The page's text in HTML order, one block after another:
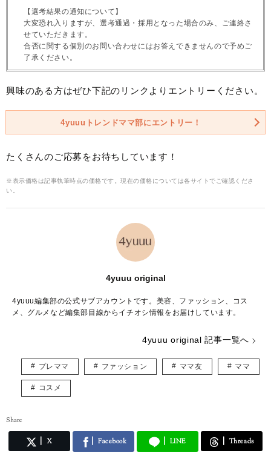
【選考結果の通知について】
大変恐れ入りますが、選考通過・採用となった場合のみ、ご連絡さ
せていただきます。
合否に関する個別のお問い合わせにはお答えできませんので予めご
了承ください。
興味のある方はぜひ下記のリンクよりエントリーください。
4yuuuトレンドママ部にエントリー！
たくさんのご応募をお待ちしています！
※表示価格は記事執筆時点の価格です。現在の価格については各サイトでご確認くださ
い。
4yuuu original
4yuuu編集部の公式サブアカウントです。美容、ファッション、コス
メ、グルメなど編集部目線からイチオシ情報をお届けしています。
4yuuu original 記事一覧へ
プレママ ファッション ママ友 ママ
コスメ
Share
X Facebook LINE Threads